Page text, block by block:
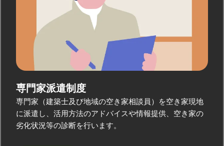
専門家派遣制度
専門家（建築士及び地域の空き家相談員）を空き家現地
に派遣し、活用方法のアドバイスや情報提供、空き家の
劣化状況等の診断を行います。